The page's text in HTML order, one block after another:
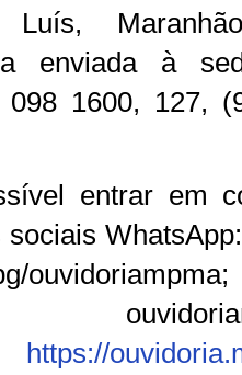
enviada à
098 1600, 127,
entrar em
https://